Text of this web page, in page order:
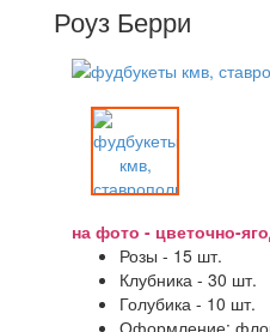
Роуз Берри
на фото - цветочно-
Розы - 15 шт.
Клубника - 30 шт.
Голубика - 10 шт.
Оформление: